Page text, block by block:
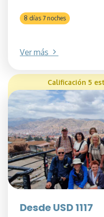
8 días 7 noches
Ver más
Calificación 5
Desde USD 1117